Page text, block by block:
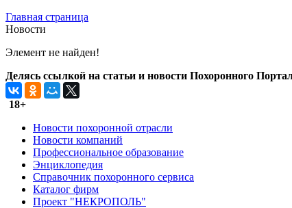
Главная страница
Новости
Элемент не найден!
Делясь ссылкой на статьи и новости Похоронного
18+
Новости похоронной отрасли
Новости компаний
Профессиональное образование
Энциклопедия
Справочник похоронного сервиса
Каталог фирм
Проект "НЕКРОПОЛЬ"